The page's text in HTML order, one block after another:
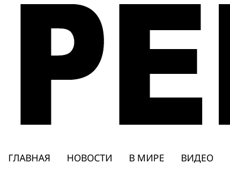
Перейти
содержимому
ГЛАВНАЯ НОВОСТИ В МИРЕ ВИДЕО